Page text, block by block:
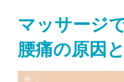
マッサージ
腰痛の原因